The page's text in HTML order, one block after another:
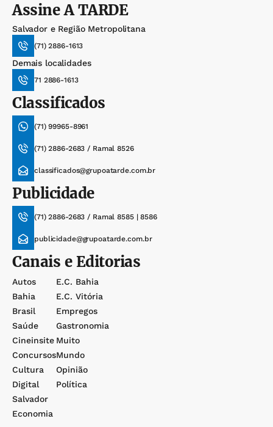
AssineA TARDE
Salvador e Região Metropolitana
(71) 2886-1613
Demais localidades
71 2886-1613
Classificados
(71) 99965-8961
(71) 2886-2683 / Ramal 8526
classificados@grupoatarde.com.br
Publicidade
(71) 2886-2683 / Ramal 8585 | 8586
publicidade@grupoatarde.com.br
Canais e Editorias
Autos
Bahia
Brasil
Saúde
Cineinsite
Concursos
Cultura
Digital
Salvador
Economia
E.c. Bahia
E.c. Vitória
Empregos
Gastronomia
Muito
Mundo
Opinião
Política